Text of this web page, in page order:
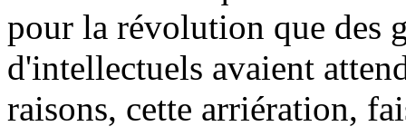
pour la révolution que des
d'intellectuels avaient
raisons, cette arriération,